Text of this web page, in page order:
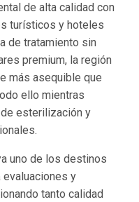
de alta calidad con
turísticos y hoteles
de tratamiento sin
premium, la región
más asequible que
ello mientras
esterilización y
uno de los destinos
y
tanto calidad